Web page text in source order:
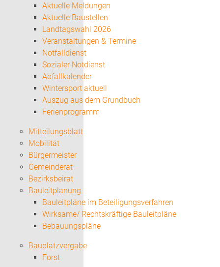
Aktuelle Meldungen
Aktuelle Baustellen
Landtagswahl 2026
Veranstaltungen & Termine
Notfalldienst
Sozialer Notdienst
Abfallkalender
Wintersport aktuell
Auszug aus dem Grundbuch
Ferienprogramm
Mitteilungsblatt
Mobilität
Bürgermeister
Gemeinderat
Bezirksbeirat
Bauleitplanung
Bauleitpläne im Beteiligungsverfahren
Wirksame/ Rechtskräftige Bauleitpläne
Bebauungspläne
Bauplatzvergabe
Forst